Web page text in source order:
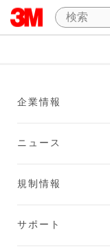
企業情報
ニュース
規制情報
サポート